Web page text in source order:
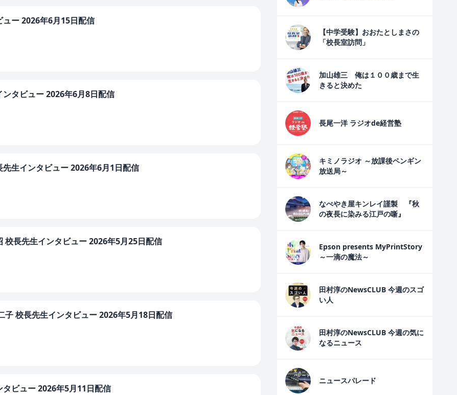
ー 2026年6月15日配信
タビュー 2026年6月8日配信
生インタビュー 2026年6月1日配信
長先生インタビュー 2026年5月25日配信
校長先生インタビュー 2026年5月18日配信
ビュー 2026年5月11日配信
【中学受験】おおたとしまさの
「校長室訪問」
加山雄三 俺は１００歳まで生
きると決めた
長尾一洋 ラジオde経営塾
キミノラジオ ～放課後ペンギン
放送局～
なべやき屋キンレイ謹製 『秋
の夜長に染みる江戸の噺』
Epson presents MyPrintStory
～一滴の魔法～
田村淳のNewsCLUB 今週のスゴ
い人
田村淳のNewsCLUB 今週の気に
なるニュース
ニュースパレード